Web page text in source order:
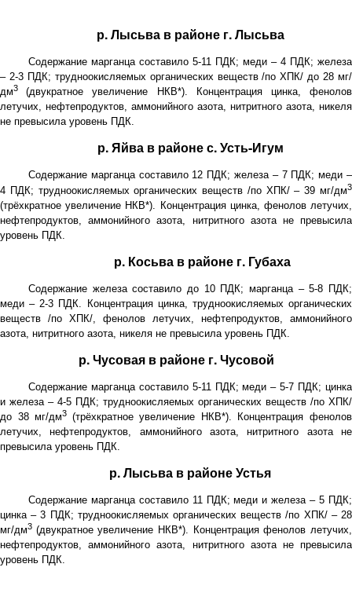
р. Лысьва в районе г. Лысьва
Содержание марганца составило 5-11 ПДК; меди – 4 ПДК; железа
– 2-3 ПДК; трудноокисляемых органических веществ /по ХПК/ до 28 мг/
дм3 (двукратное увеличение НКВ*). Концентрация цинка, фенолов
летучих, нефтепродуктов, аммонийного азота, нитритного азота, никеля
не превысила уровень ПДК.
р. Яйва в районе с. Усть-Игум
Содержание марганца составило 12 ПДК; железа – 7 ПДК; меди –
4 ПДК; трудноокисляемых органических веществ /по ХПК/ – 39 мг/дм3
(трёхкратное увеличение НКВ*). Концентрация цинка, фенолов летучих,
нефтепродуктов, аммонийного азота, нитритного азота не превысила
уровень ПДК.
р. Косьва в районе г. Губаха
Содержание железа составило до 10 ПДК; марганца – 5-8 ПДК;
меди – 2-3 ПДК. Концентрация цинка, трудноокисляемых органических
веществ /по ХПК/, фенолов летучих, нефтепродуктов, аммонийного
азота, нитритного азота, никеля не превысила уровень ПДК.
р. Чусовая в районе г. Чусовой
Содержание марганца составило 5-11 ПДК; меди – 5-7 ПДК; цинка
и железа – 4-5 ПДК; трудноокисляемых органических веществ /по ХПК/
до 38 мг/дм3 (трёхкратное увеличение НКВ*). Концентрация фенолов
летучих, нефтепродуктов, аммонийного азота, нитритного азота не
превысила уровень ПДК.
р. Лысьва в районе Устья
Содержание марганца составило 11 ПДК; меди и железа – 5 ПДК;
цинка – 3 ПДК; трудноокисляемых органических веществ /по ХПК/ – 28
мг/дм3 (двукратное увеличение НКВ*). Концентрация фенолов летучих,
нефтепродуктов, аммонийного азота, нитритного азота не превысила
уровень ПДК.